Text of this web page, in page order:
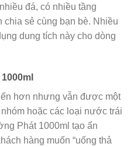
đá, có nhiều tầng
chia sẻ cùng bạn bè. Nhiều
dung tích này cho dòng
hơn nhưng vẫn được một
hoặc các loại nước trái
Phát 1000ml tạo ấn
hàng muốn “uống thả